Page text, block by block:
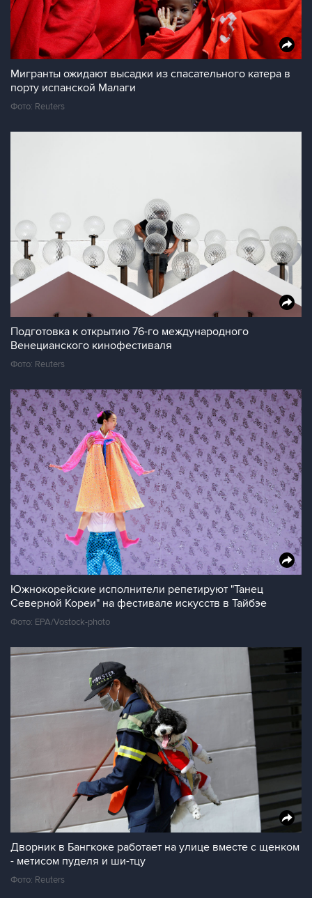
Мигранты ожидают высадки из спасательного катера в
порту испанской Малаги
Фото: Reuters
Подготовка к открытию 76-го международного
Венецианского кинофестиваля
Фото: Reuters
Южнокорейские исполнители репетируют "Танец
Северной Кореи" на фестивале искусств в Тайбэе
Фото: EPA/Vostock-photo
Дворник в Бангкоке работает на улице вместе с щенком
- метисом пуделя и ши-тцу
Фото: Reuters